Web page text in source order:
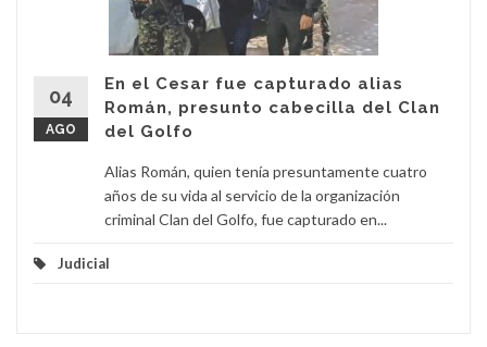
04
AGO
En el Cesar fue capturado alias
Román, presunto cabecilla del Clan
del Golfo
Alias Román, quien tenía presuntamente cuatro
años de su vida al servicio de la organización
criminal Clan del Golfo, fue capturado en...
Judicial